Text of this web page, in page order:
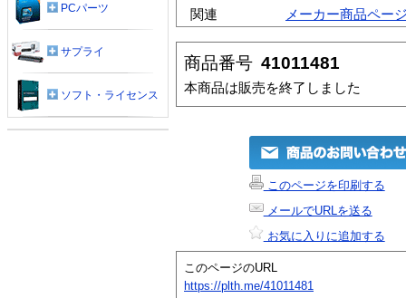
関連
メーカー商品ペー
商品番号 41011481
本商品は販売を終了しました
このページを印刷する
メールでURLを送る
お気に入りに追加する
このページのURL
https://plth.me/41011481
PCパーツ
サプライ
ソフト・ライセンス